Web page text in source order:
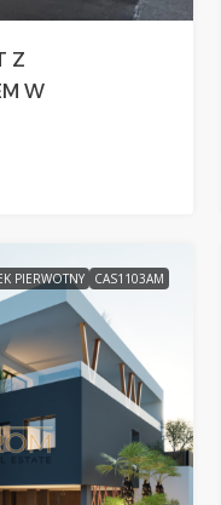
Z
W
PIERWOTNY CAS1103AM
CABO ROIG